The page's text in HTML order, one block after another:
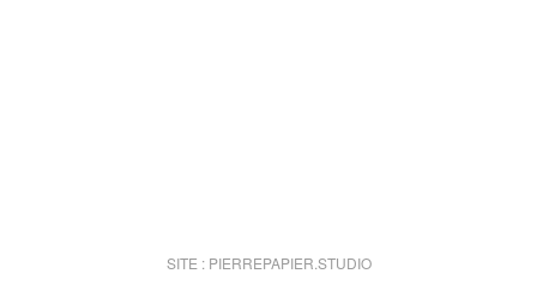
SITE : PIERREPAPIER.STUDIO